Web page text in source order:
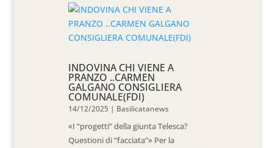
INDOVINA CHI VIENE A
PRANZO ..CARMEN
GALGANO CONSIGLIERA
COMUNALE(FDI)
14/12/2025 | Basilicatanews
«I “progetti” della giunta Telesca?
Questioni di “facciata”» Per la